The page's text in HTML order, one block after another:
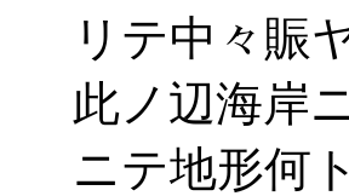
リテ中々
此ノ辺海岸
ニテ地形何